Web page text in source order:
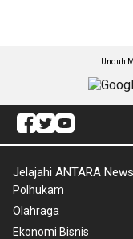
Unduh
Jelajahi ANTARA
Polhukam
Olahraga
Ekonomi Bisnis